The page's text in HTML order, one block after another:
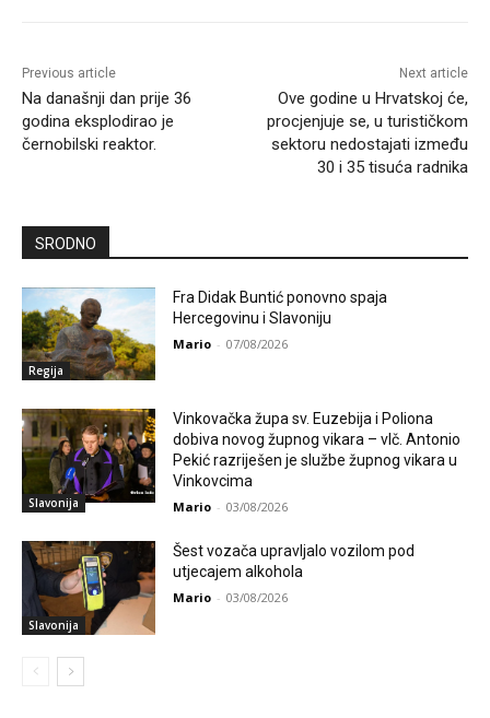
Previous article
Na današnji dan prije 36
godina eksplodirao je
černobilski reaktor.
Next article
Ove godine u Hrvatskoj će,
procjenjuje se, u turističkom
sektoru nedostajati između
30 i 35 tisuća radnika
SRODNO
Regija
Fra Didak Buntić ponovno spaja
Hercegovinu i Slavoniju
Mario - 07/08/2026
Slavonija
Vinkovačka župa sv. Euzebija i Poliona
dobiva novog župnog vikara – vlč. Antonio
Pekić razriješen je službe župnog vikara u
Vinkovcima
Mario - 03/08/2026
Slavonija
Šest vozača upravljalo vozilom pod
utjecajem alkohola
Mario - 03/08/2026